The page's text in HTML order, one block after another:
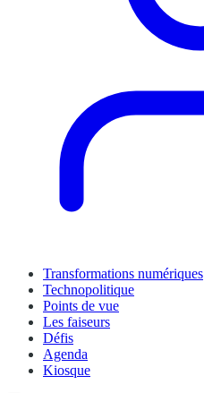
Transformations numériques
Technopolitique
Points de vue
Les faiseurs
Défis
Agenda
Kiosque